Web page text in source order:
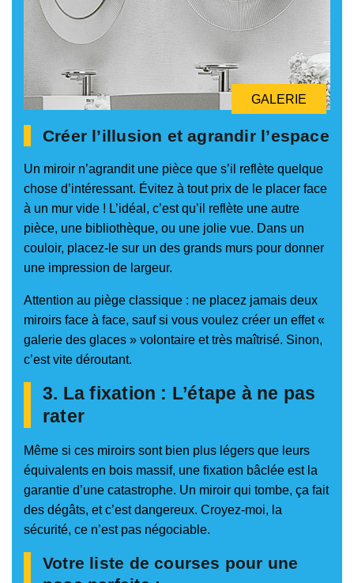
GALERIE
Créer l’illusion et agrandir l’espace
Un miroir n’agrandit une pièce que s’il reflète quelque
chose d’intéressant. Évitez à tout prix de le placer face
à un mur vide ! L’idéal, c’est qu’il reflète une autre
pièce, une bibliothèque, ou une jolie vue. Dans un
couloir, placez-le sur un des grands murs pour donner
une impression de largeur.
Attention au piège classique : ne placez jamais deux
miroirs face à face, sauf si vous voulez créer un effet «
galerie des glaces » volontaire et très maîtrisé. Sinon,
c’est vite déroutant.
3. La fixation : L’étape à ne pas
rater
Même si ces miroirs sont bien plus légers que leurs
équivalents en bois massif, une fixation bâclée est la
garantie d’une catastrophe. Un miroir qui tombe, ça fait
des dégâts, et c’est dangereux. Croyez-moi, la
sécurité, ce n’est pas négociable.
Votre liste de courses pour une